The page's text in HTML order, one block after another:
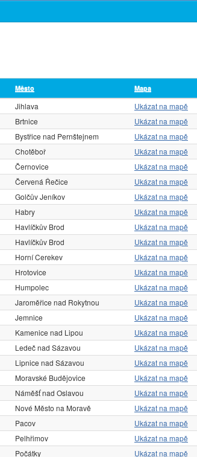
Město Mapa
Jihlava Ukázat na mapě
Brtnice Ukázat na mapě
Bystřice nad Pernštejnem Ukázat na mapě
Chotěboř Ukázat na mapě
Černovice Ukázat na mapě
Červená Řečice Ukázat na mapě
Golčův Jeníkov Ukázat na mapě
Habry Ukázat na mapě
Havlíčkův Brod Ukázat na mapě
Havlíčkův Brod Ukázat na mapě
Horní Cerekev Ukázat na mapě
Hrotovice Ukázat na mapě
Humpolec Ukázat na mapě
Jaroměřice nad Rokytnou Ukázat na mapě
Jemnice Ukázat na mapě
Kamenice nad Lipou Ukázat na mapě
Ledeč nad Sázavou Ukázat na mapě
Lipnice nad Sázavou Ukázat na mapě
Moravské Budějovice Ukázat na mapě
Náměšť nad Oslavou Ukázat na mapě
Nové Město na Moravě Ukázat na mapě
Pacov Ukázat na mapě
Pelhřimov Ukázat na mapě
Počátky Ukázat na mapě